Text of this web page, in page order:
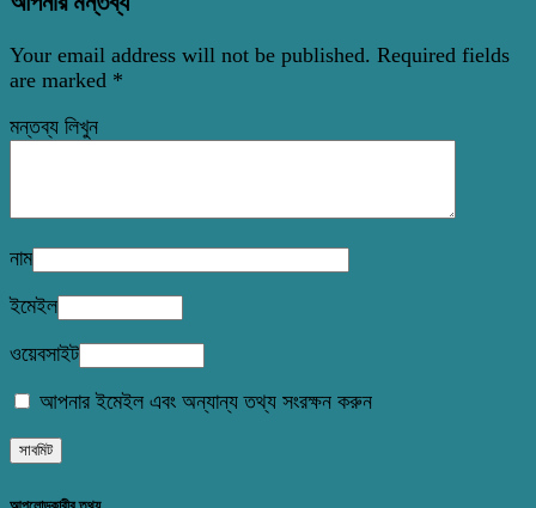
Your email address will not be published. Required fields
are marked *
মন্তব্য লিখুন
নাম
ইমেইল
ওয়েবসাইট
আপনার ইমেইল এবং অন্যান্য তথ্য সংরক্ষন করুন